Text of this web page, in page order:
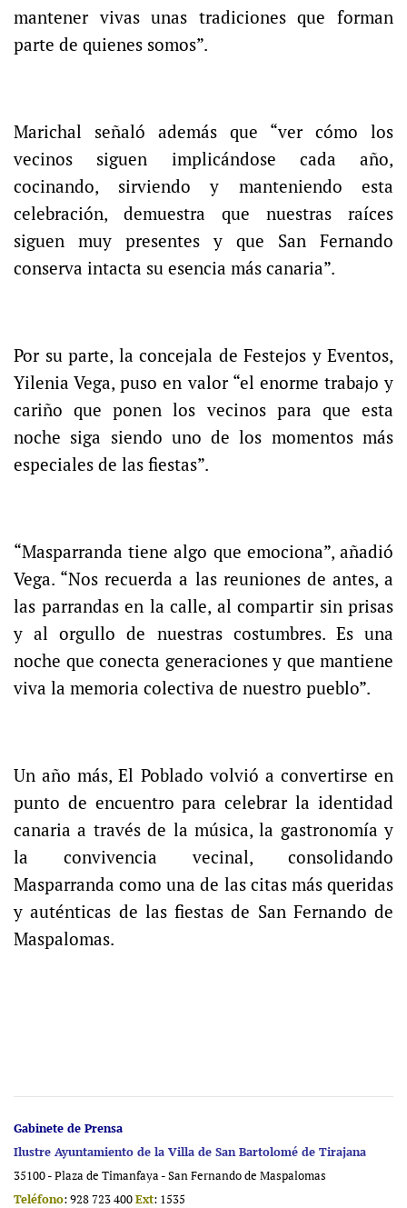
mantener vivas unas tradiciones que forman
parte de quienes somos”.
Marichal señaló además que “ver cómo los
vecinos siguen implicándose cada año,
cocinando, sirviendo y manteniendo esta
celebración, demuestra que nuestras raíces
siguen muy presentes y que San Fernando
conserva intacta su esencia más canaria”.
Por su parte, la concejala de Festejos y Eventos,
Yilenia Vega, puso en valor “el enorme trabajo y
cariño que ponen los vecinos para que esta
noche siga siendo uno de los momentos más
especiales de las fiestas”.
“Masparranda tiene algo que emociona”, añadió
Vega. “Nos recuerda a las reuniones de antes, a
las parrandas en la calle, al compartir sin prisas
y al orgullo de nuestras costumbres. Es una
noche que conecta generaciones y que mantiene
viva la memoria colectiva de nuestro pueblo”.
Un año más, El Poblado volvió a convertirse en
punto de encuentro para celebrar la identidad
canaria a través de la música, la gastronomía y
la convivencia vecinal, consolidando
Masparranda como una de las citas más queridas
y auténticas de las fiestas de San Fernando de
Maspalomas.
Gabinete de Prensa
Ilustre Ayuntamiento de la Villa de San Bartolomé de Tirajana
35100 - Plaza de Timanfaya - San Fernando de Maspalomas
Teléfono: 928 723 400Ext: 1535